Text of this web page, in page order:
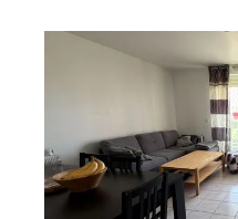
BEZONS 95
, 4 pièces
Appartement F4
330
Visiter le site dédié